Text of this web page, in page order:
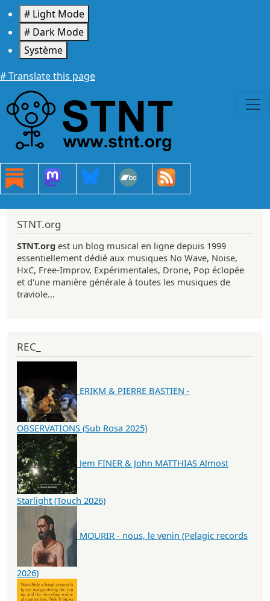
Aller au contenu principal
# Light Mode
# Dark Mode
Système
# Translate this page
STNT.org
STNT.org est un blog musical en ligne depuis 1999
essentiellement dédié aux musiques No Wave, Noise,
HxC, Free-Improv, Expérimentales, Drone, Pop éclopée
et d'une manière générale à toutes les musiques de
traviole...
REC_
ERIKM & PIERRE BASTIEN -
OBSERVATIONS (Sub Rosa 2025)
Jem FINER & John MATTHIAS Almost
Starlight (Touch 2026)
MOURIR - nous, le venin (Pelagic records
2026)